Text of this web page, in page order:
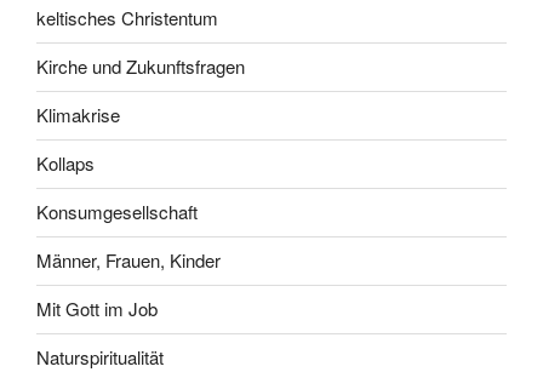
keltisches Christentum
Kirche und Zukunftsfragen
Klimakrise
Kollaps
Konsumgesellschaft
Männer, Frauen, Kinder
Mit Gott im Job
Naturspiritualität